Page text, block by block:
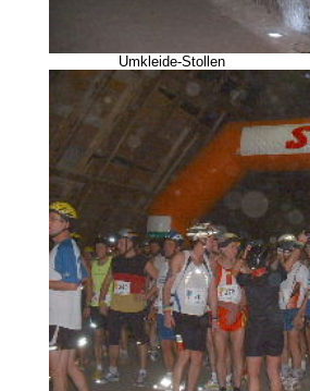
Umkleide-Stollen